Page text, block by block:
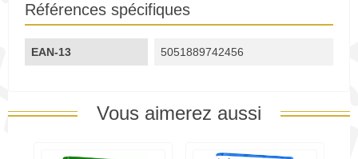
Références spécifiques
EAN-13 5051889742456
Vous aimerez aussi